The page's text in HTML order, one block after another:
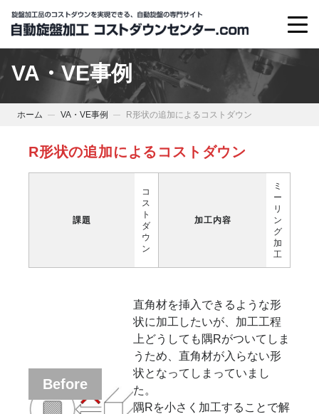
VA・VE事例
ホーム VA・VE事例 R形状の追加によるコストダウン
R形状の追加によるコストダウン
課題
コ
ス
ト
ダ
ウ
ン
加工内容
ミ
ー
リ
ン
グ
加
工
Before
直角材を挿入できるような形
状に加工したいが、加工工程
上どうしても隅Rがついてしま
うため、直角材が入らない形
状となってしまっていまし
た。
隅Rを小さく加工することで解